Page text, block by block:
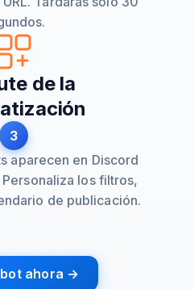
de la
3
aparecen en Discord
los filtros,
de publicación.
ahora →